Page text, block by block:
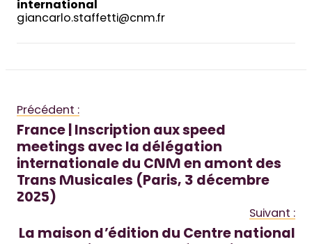
international
giancarlo.staffetti@cnm.fr
Précédent :
France | Inscription aux speed
meetings avec la délégation
internationale du CNM en amont des
Trans Musicales (Paris, 3 décembre
2025)
Suivant :
La maison d’édition du Centre national